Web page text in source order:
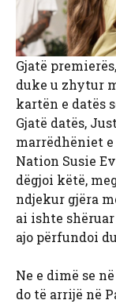
Gjatë
duke u zhytur
kartën e datës
Gjatë datës,
marrëdhëniet
Nation Susie
dëgjoi këtë,
ndjekur gjëra
ai ishte
ajo përfundoi
Ne e dimë se
do të arrijë në